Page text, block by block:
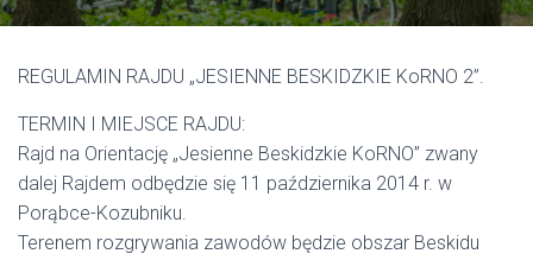
W
REGULAMIN RAJDU „JESIENNE BESKIDZKIE KoRNO 2”.
TERMIN I MIEJSCE RAJDU:
Rajd na Orientację „Jesienne Beskidzkie KoRNO” zwany
dalej Rajdem odbędzie się 11 października 2014 r. w
Porąbce-Kozubniku.
Terenem rozgrywania zawodów będzie obszar Beskidu